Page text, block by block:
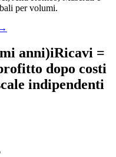
per volumi.
anni)iRicavi =
dopo costi
indipendenti